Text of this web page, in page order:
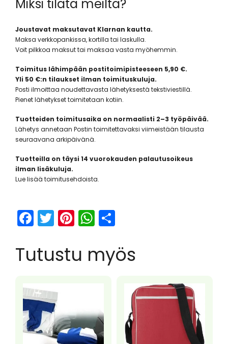
Miksi tilata meiltä?
Joustavat maksutavat Klarnan kautta.
Maksa verkkopankissa, kortilla tai laskulla.
Voit pilkkoa maksut tai maksaa vasta myöhemmin.
Toimitus lähimpään postitoimipisteeseen 5,90 €.
Yli 50 €:n tilaukset ilman toimituskuluja.
Posti ilmoittaa noudettavasta lähetyksestä tekstiviestillä.
Pienet lähetykset toimitetaan kotiin.
Tuotteiden toimitusaika on normaalisti 2–3 työpäivää.
Lähetys annetaan Postin toimitettavaksi viimeistään tilausta
seuraavana arkipäivänä.
Tuotteilla on täysi 14 vuorokauden palautusoikeus
ilman lisäkuluja.
Lue lisää toimitusehdoista.
F
a
c
e
b
o
o
k
T
w
itt
er
Pi
nt
er
e
W
h
a
ts
p
ar
e
Tutustu myös